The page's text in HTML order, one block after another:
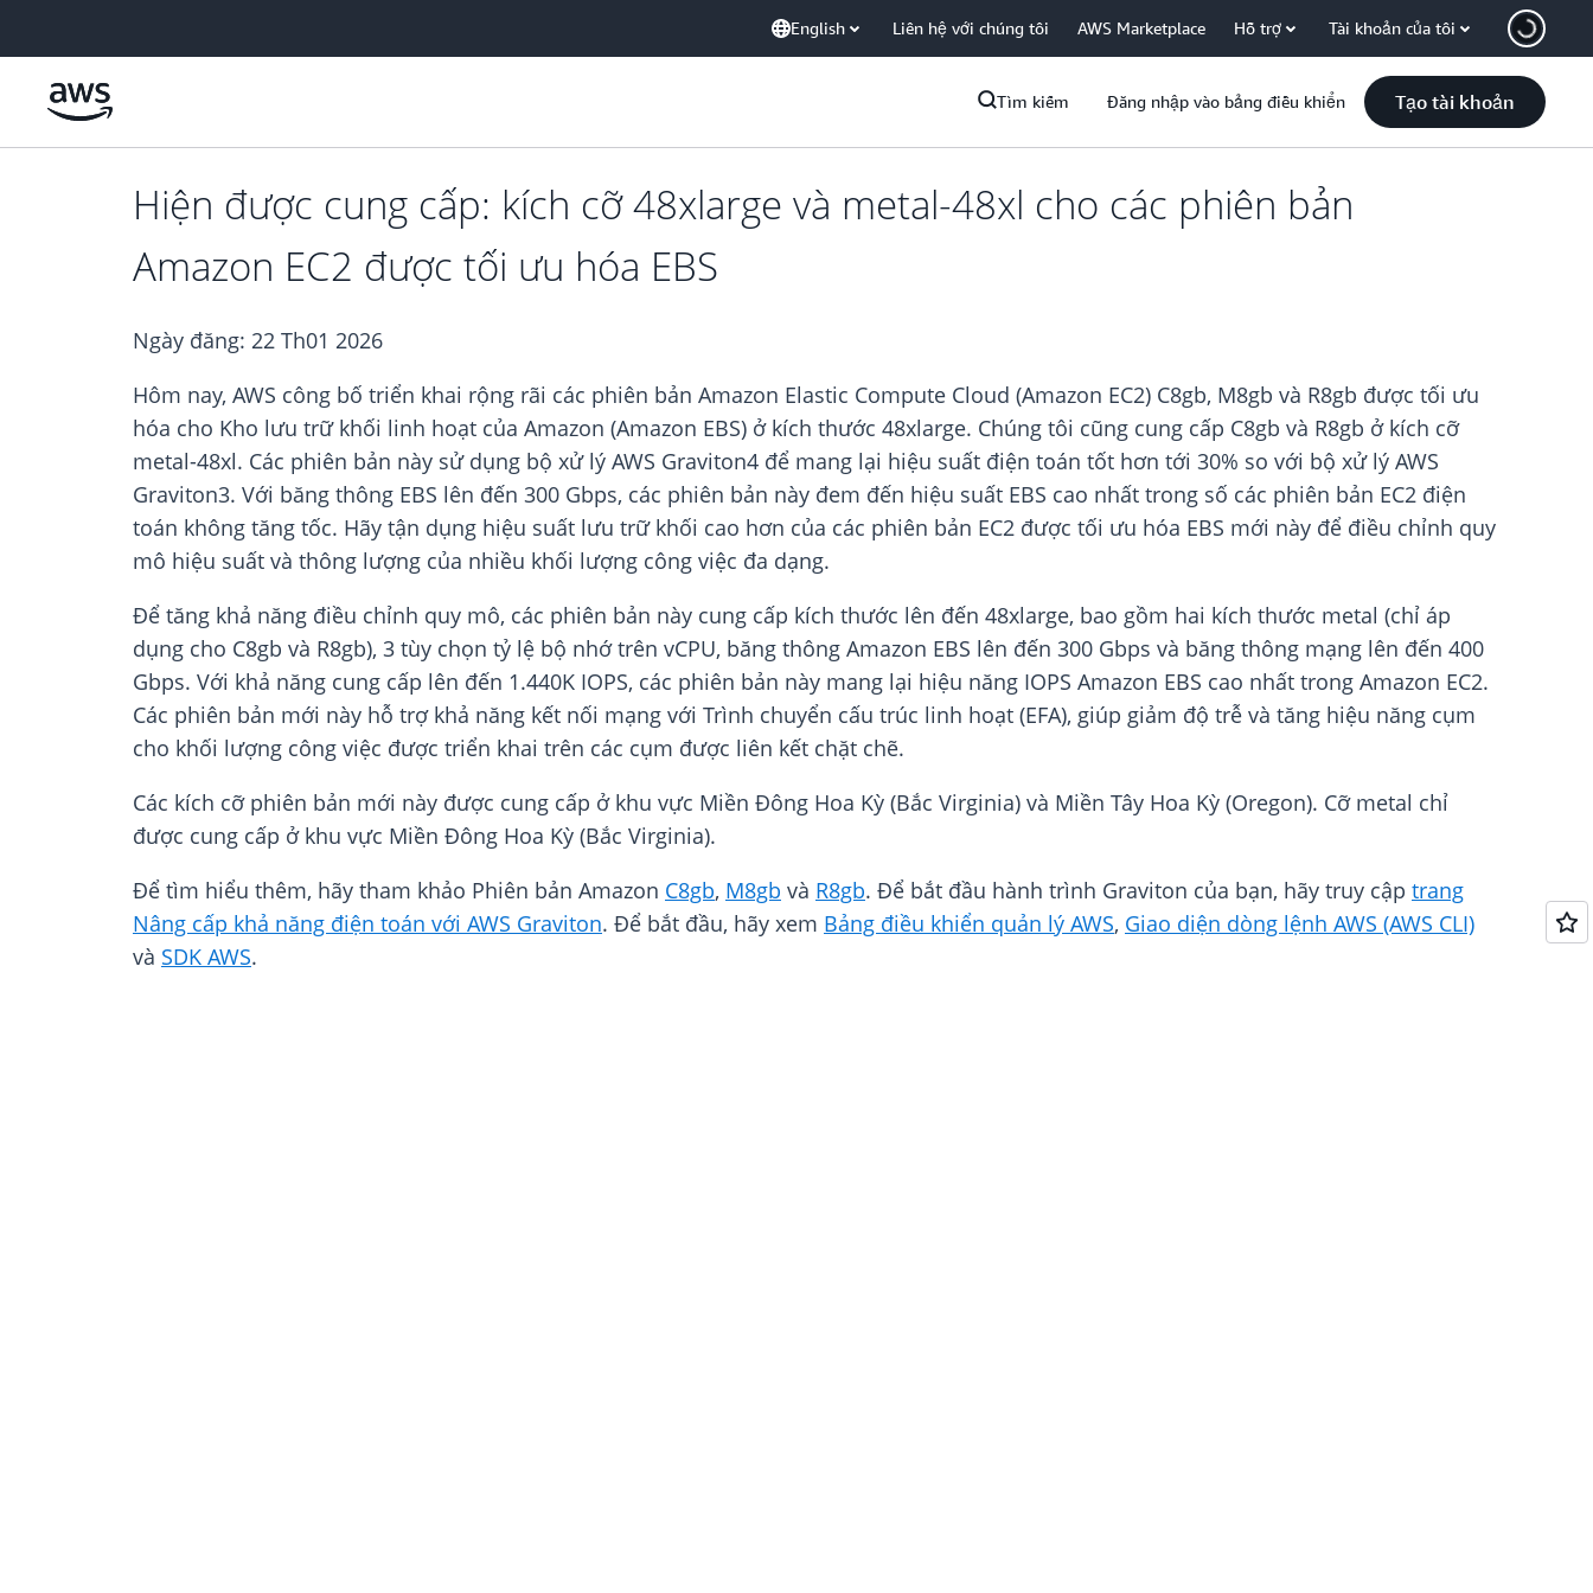
English Liên hệ với chúng tôi AWS Marketplace Hỗ trợ Tài khoản của tôi
Tìm kiếm Đăng nhập vào bảng điều khiển Tạo tài khoản
Hiện được cung cấp: kích cỡ 48xlarge và metal-48xl cho các phiên bản
Amazon EC2 được tối ưu hóa EBS
Ngày đăng: 22 Th01 2026
Hôm nay, AWS công bố triển khai rộng rãi các phiên bản Amazon Elastic Compute Cloud (Amazon EC2) C8gb, M8gb và R8gb được tối ưu
hóa cho Kho lưu trữ khối linh hoạt của Amazon (Amazon EBS) ở kích thước 48xlarge. Chúng tôi cũng cung cấp C8gb và R8gb ở kích cỡ
metal-48xl. Các phiên bản này sử dụng bộ xử lý AWS Graviton4 để mang lại hiệu suất điện toán tốt hơn tới 30% so với bộ xử lý AWS
Graviton3. Với băng thông EBS lên đến 300 Gbps, các phiên bản này đem đến hiệu suất EBS cao nhất trong số các phiên bản EC2 điện
toán không tăng tốc. Hãy tận dụng hiệu suất lưu trữ khối cao hơn của các phiên bản EC2 được tối ưu hóa EBS mới này để điều chỉnh quy
mô hiệu suất và thông lượng của nhiều khối lượng công việc đa dạng.
Để tăng khả năng điều chỉnh quy mô, các phiên bản này cung cấp kích thước lên đến 48xlarge, bao gồm hai kích thước metal (chỉ áp
dụng cho C8gb và R8gb), 3 tùy chọn tỷ lệ bộ nhớ trên vCPU, băng thông Amazon EBS lên đến 300 Gbps và băng thông mạng lên đến 400
Gbps. Với khả năng cung cấp lên đến 1.440K IOPS, các phiên bản này mang lại hiệu năng IOPS Amazon EBS cao nhất trong Amazon EC2.
Các phiên bản mới này hỗ trợ khả năng kết nối mạng với Trình chuyển cấu trúc linh hoạt (EFA), giúp giảm độ trễ và tăng hiệu năng cụm
cho khối lượng công việc được triển khai trên các cụm được liên kết chặt chẽ.
Các kích cỡ phiên bản mới này được cung cấp ở khu vực Miền Đông Hoa Kỳ (Bắc Virginia) và Miền Tây Hoa Kỳ (Oregon). Cỡ metal chỉ
được cung cấp ở khu vực Miền Đông Hoa Kỳ (Bắc Virginia).
Để tìm hiểu thêm, hãy tham khảo Phiên bản Amazon C8gb, M8gb và R8gb. Để bắt đầu hành trình Graviton của bạn, hãy truy cập trang
Nâng cấp khả năng điện toán với AWS Graviton. Để bắt đầu, hãy xem Bảng điều khiển quản lý AWS, Giao diện dòng lệnh AWS (AWS CLI)
và SDK AWS.